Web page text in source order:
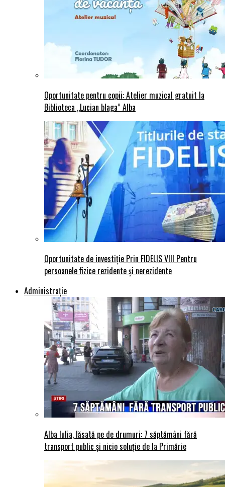
Oportunitate pentru copii: Atelier muzical gratuit la
Biblioteca „Lucian blaga” Alba
Oportunitate de investiție Prin FIDELIS VIII Pentru
persoanele fizice rezidente și nerezidente
Administraţie
Alba Iulia, lăsată pe de drumuri: 7 săptămâni fără
transport public și nicio soluție de la Primărie